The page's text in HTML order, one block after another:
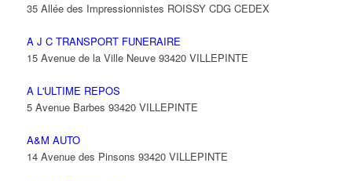
35 Allée des Impressionnistes ROISSY CDG CEDEX
A J C TRANSPORT FUNERAIRE
15 Avenue de la Ville Neuve 93420 VILLEPINTE
A L'ULTIME REPOS
5 Avenue Barbes 93420 VILLEPINTE
A&M AUTO
14 Avenue des Pinsons 93420 VILLEPINTE